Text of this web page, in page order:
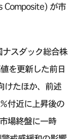
Composite) が市
スダック総合株
を更新した前日
けたほか、前述
付近に上昇後の
場終盤に一時